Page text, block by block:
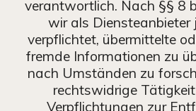
verantwortlich. Nach §§ 8
wir als Diensteanbieter
verpflichtet, übermittelte
fremde Informationen zu
nach Umständen zu
rechtswidrige
Verpflichtungen zur